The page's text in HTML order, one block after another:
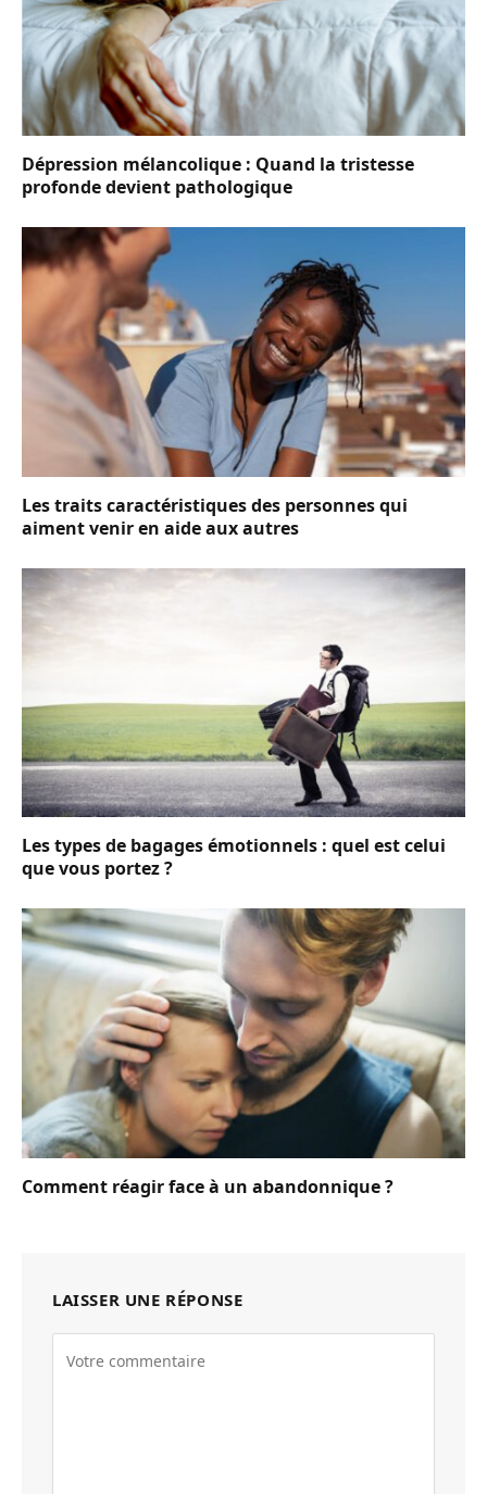
Dépression mélancolique : Quand la tristesse
profonde devient pathologique
Les traits caractéristiques des personnes qui
aiment venir en aide aux autres
Les types de bagages émotionnels : quel est celui
que vous portez ?
Comment réagir face à un abandonnique ?
LAISSER UNE RÉPONSE